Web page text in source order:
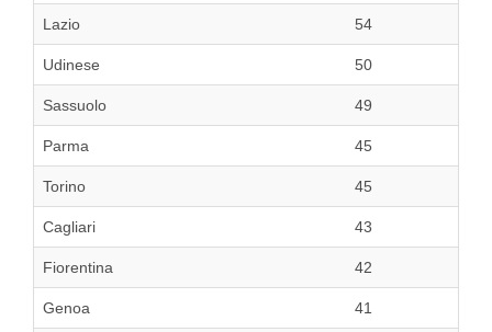
Lazio 54
Udinese 50
Sassuolo 49
Parma 45
Torino 45
Cagliari 43
Fiorentina 42
Genoa 41